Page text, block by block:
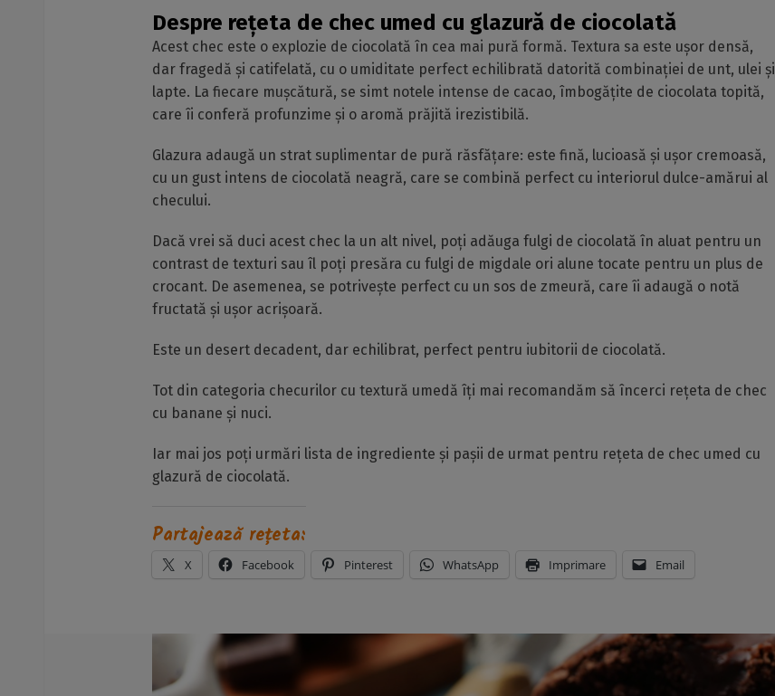
Despre rețeta de chec umed cu glazură de ciocolată
Acest chec este o explozie de ciocolată în cea mai pură formă. Textura sa este ușor densă,
dar fragedă și catifelată, cu o umiditate perfect echilibrată datorită combinației de unt, ulei și
lapte. La fiecare mușcătură, se simt notele intense de cacao, îmbogățite de ciocolata topită,
care îi conferă profunzime și o aromă prăjită irezistibilă.
Glazura adaugă un strat suplimentar de pură răsfățare: este fină, lucioasă și ușor cremoasă,
cu un gust intens de ciocolată neagră, care se combină perfect cu interiorul dulce-amărui al
checului.
Dacă vrei să duci acest chec la un alt nivel, poți adăuga fulgi de ciocolată în aluat pentru un
contrast de texturi sau îl poți presăra cu fulgi de migdale ori alune tocate pentru un plus de
crocant. De asemenea, se potrivește perfect cu un sos de zmeură, care îi adaugă o notă
fructată și ușor acrișoară.
Este un desert decadent, dar echilibrat, perfect pentru iubitorii de ciocolată.
Tot din categoria checurilor cu textură umedă îți mai recomandăm să încerci rețeta de chec
cu banane și nuci.
Iar mai jos poți urmări lista de ingrediente și pașii de urmat pentru rețeta de chec umed cu
glazură de ciocolată.
Partajează rețeta:
X Facebook Pinterest WhatsApp Imprimare Email